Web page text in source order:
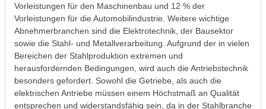
Vorleistungen für den Maschinenbau und 12 % der
Vorleistungen für die Automobilindustrie. Weitere wichtige
Abnehmerbranchen sind die Elektrotechnik, der Bausektor
sowie die Stahl- und Metallverarbeitung. Aufgrund der in vielen
Bereichen der Stahlproduktion extremen und
herausfordernden Bedingungen, wird auch die Antriebstechnik
besonders gefordert. Sowohl die Getriebe, als auch die
elektrischen Antriebe müssen einem Höchstmaß an Qualität
entsprechen und widerstandsfähig sein, da in der Stahlbranche